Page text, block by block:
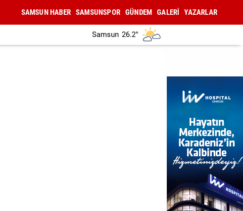
SAMSUN HABER SAMSUNSPOR GÜNDEM GALERİ YAZARLAR
Samsun 26.2°